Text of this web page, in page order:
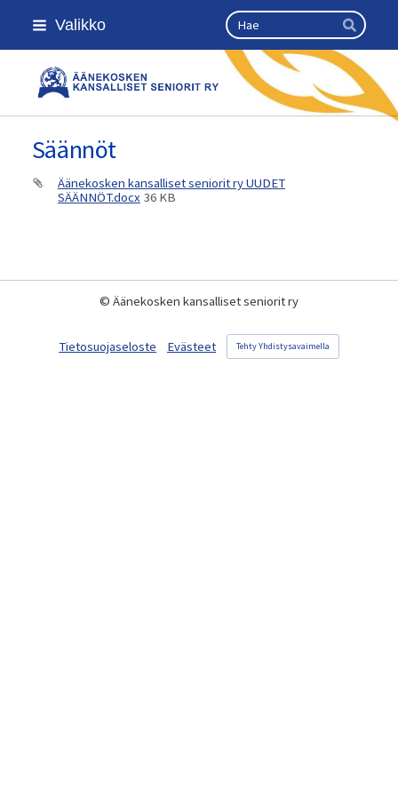
Siirry
sivun
Valikko Haku
Hae
Äänekosken kansalliset seniorit
Säännöt
Äänekosken kansalliset seniorit ry UUDET
SÄÄNNÖT.docx 36 KB
© Äänekosken kansalliset seniorit ry
Tietosuojaseloste Evästeet Tehty Yhdistysavaimella